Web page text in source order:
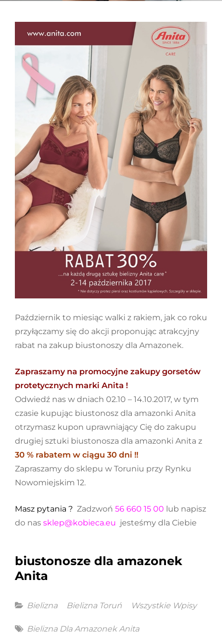
Październik to miesiąc walki z rakiem, jak co roku
przyłączamy się do akcji proponując atrakcyjny
rabat na zakup biustonoszy dla Amazonek.
Zapraszamy na promocyjne zakupy gorsetów
protetycznych marki Anita !
Odwiedź nas w dniach 02.10 – 14.10.2017, w tym
czasie kupując biustonosz dla amazonki Anita
otrzymasz kupon uprawniający Cię do zakupu
drugiej sztuki biustonosza dla amazonki Anita z
30 % rabatem w ciągu 30 dni !!
Zapraszamy do sklepu w Toruniu przy Rynku
Nowomiejskim 12.
Masz pytania ? Zadzwoń 56 660 15 00 lub napisz
do nas sklep@kobieca.eu jesteśmy dla Ciebie
biustonosze dla amazonek
Anita
Categories
Bielizna Bielizna Toruń Wszystkie Wpisy
Tags
Bielizna Dla Amazonek Anita